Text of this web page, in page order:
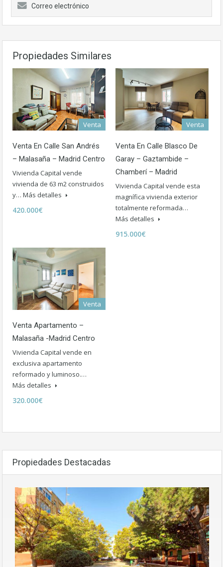
Correo electrónico
Propiedades Similares
Venta
Venta En Calle San Andrés
– Malasaña – Madrid Centro
Vivienda Capital vende
vivienda de 63 m2 construidos
y… Más detalles
420.000€
Venta
Venta En Calle Blasco De
Garay – Gaztambide –
Chamberí – Madrid
Vivienda Capital vende esta
magnífica vivienda exterior
totalmente reformada…
Más detalles
915.000€
Venta
Venta Apartamento –
Malasaña -Madrid Centro
Vivienda Capital vende en
exclusiva apartamento
reformado y luminoso.…
Más detalles
320.000€
Propiedades Destacadas